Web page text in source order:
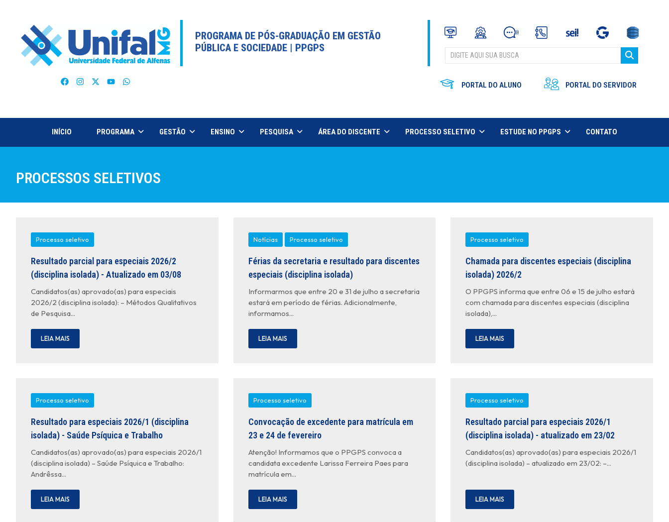
PROGRAMA DE PÓS-GRADUAÇÃO EM GESTÃO
PÚBLICA E SOCIEDADE | PPGPS
PORTAL DO ALUNO PORTAL DO SERVIDOR
INÍCIO PROGRAMA GESTÃO ENSINO PESQUISA ÁREA DO DISCENTE PROCESSO SELETIVO ESTUDE NO PPGPS CONTATO
PROCESSOS SELETIVOS
Processo seletivo
Resultado parcial para especiais 2026/2
(disciplina isolada) - Atualizado em 03/08
Candidatos(as) aprovado(as) para especiais
2026/2 (disciplina isolada): – Métodos Qualitativos
de Pesquisa...
LEIA MAIS
Notícias Processo seletivo
Férias da secretaria e resultado para discentes
especiais (disciplina isolada)
Informarmos que entre 20 e 31 de julho a secretaria
estará em período de férias. Adicionalmente,
informamos...
LEIA MAIS
Processo seletivo
Chamada para discentes especiais (disciplina
isolada) 2026/2
O PPGPS informa que entre 06 e 15 de julho estará
com chamada para discentes especiais (disciplina
isolada),...
LEIA MAIS
Processo seletivo
Resultado para especiais 2026/1 (disciplina
isolada) - Saúde Psíquica e Trabalho
Candidatos(as) aprovado(as) para especiais 2026/1
(disciplina isolada) – Saúde Psíquica e Trabalho:
Andrêssa...
LEIA MAIS
Processo seletivo
Convocação de excedente para matrícula em
23 e 24 de fevereiro
Atenção! Informamos que o PPGPS convoca a
candidata excedente Larissa Ferreira Paes para
matrícula em...
LEIA MAIS
Processo seletivo
Resultado parcial para especiais 2026/1
(disciplina isolada) - atualizado em 23/02
Candidatos(as) aprovado(as) para especiais 2026/1
(disciplina isolada) – atualizado em 23/02: –...
LEIA MAIS